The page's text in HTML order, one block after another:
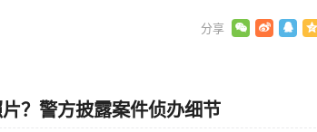
？警方披露案件侦办细节